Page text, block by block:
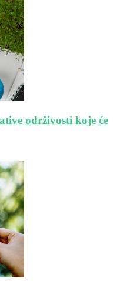
održivosti koje će